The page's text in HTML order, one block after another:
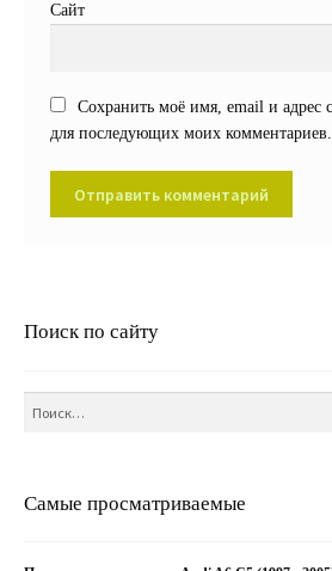
Сайт
Сохранить моё имя, email и адрес
для последующих моих комментариев.
Поиск по сайту
Самые просматриваемые